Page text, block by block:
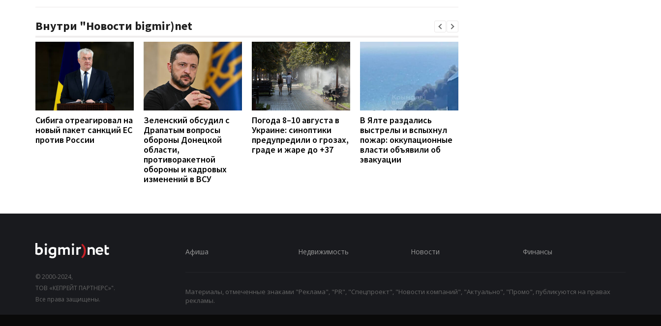
Внутри "Новости bigmir)net
Сибига отреагировал на
новый пакет санкций ЕС
против России
Зеленский обсудил с
Драпатым вопросы
обороны Донецкой
области,
противоракетной
обороны и кадровых
изменений в ВСУ
Погода 8–10 августа в
Украине: синоптики
предупредили о грозах,
граде и жаре до +37
В Ялте раздались
выстрелы и вспыхнул
пожар: оккупационные
власти объявили об
эвакуации
© 2000-2024,
ТОВ «КЕПРЕЙТ ПАРТНЕРС»".
Все права защищены.
Афиша Недвижимость Новости Финансы
Материалы, отмеченные знаками "Реклама", "PR", "Спецпроект", "Новости компаний", "Актуально", "Промо", публикуются на правах
рекламы.